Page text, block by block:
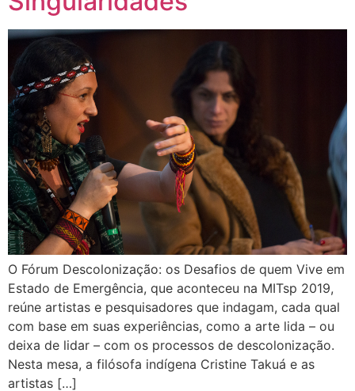
O Fórum Descolonização: os Desafios de quem Vive em
Estado de Emergência, que aconteceu na MITsp 2019,
reúne artistas e pesquisadores que indagam, cada qual
com base em suas experiências, como a arte lida – ou
deixa de lidar – com os processos de descolonização.
Nesta mesa, a filósofa indígena Cristine Takuá e as
artistas […]